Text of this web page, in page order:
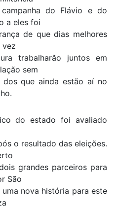
do Flávio e do
a eles foi
de que dias melhores
vez
trabalharão juntos em
sem
que ainda estão aí no
do estado foi avaliado
o resultado das eleições.
grandes parceiros para
São
nova história para este